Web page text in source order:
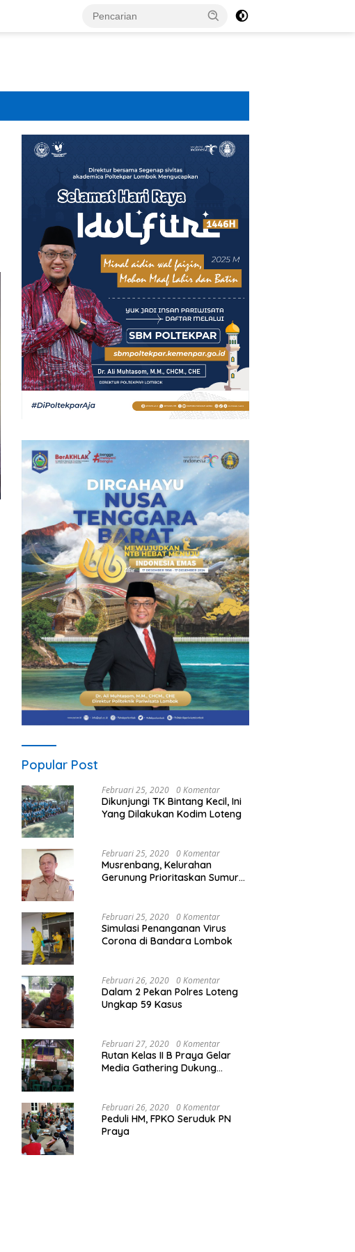
Popular Post
Februari 25, 2020 0 Komentar
Dikunjungi TK Bintang Kecil, Ini
Yang Dilakukan Kodim Loteng
Februari 25, 2020 0 Komentar
Musrenbang, Kelurahan
Gerunung Prioritaskan Sumur
Februari 25, 2020 0 Komentar
Simulasi Penanganan Virus
Corona di Bandara Lombok
Februari 26, 2020 0 Komentar
Dalam 2 Pekan Polres Loteng
Ungkap 59 Kasus
Februari 27, 2020 0 Komentar
Rutan Kelas II B Praya Gelar
Media Gathering Dukung
Februari 26, 2020 0 Komentar
Peduli HM, FPKO Seruduk PN
Praya